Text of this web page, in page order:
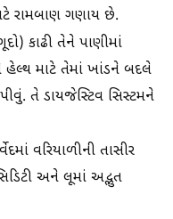
રામબાણ ગણાય છે.
કાઢી તેને પાણીમાં
હેલ્થ માટે તેમાં ખાંડને બદલે
તે ડાયજેસ્ટિવ સિસ્ટમને
વરિયાળીની તાસીર
અને લૂમાં અદ્ભુત